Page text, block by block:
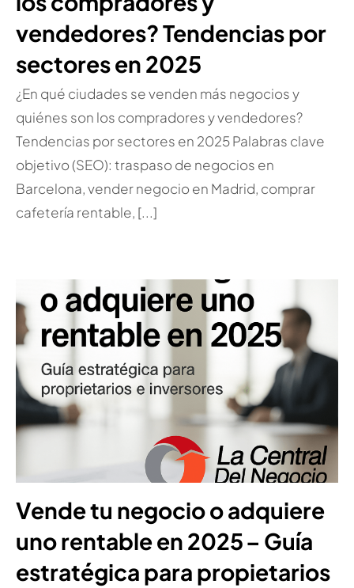
vendedores? Tendencias por
sectores en 2025
¿En qué ciudades se venden más negocios y
quiénes son los compradores y vendedores?
Tendencias por sectores en 2025 Palabras clave
objetivo (SEO): traspaso de negocios en
Barcelona, vender negocio en Madrid, comprar
cafetería rentable, [...]
Vende tu negocio o adquiere
uno rentable en 2025 – Guía
estratégica para propietarios